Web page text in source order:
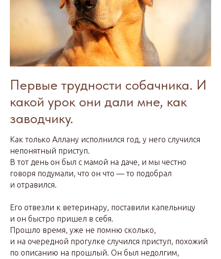
Первые трудности собачника. И
какой урок они дали мне, как
заводчику.
Как только Аллану исполнился год, у него случился
непонятный приступ.
В тот день он был с мамой на даче, и мы честно
говоря подумали, что он что — то подобрал
и отравился.
Его отвезли к ветеринару, поставили капельницу
и он быстро пришел в себя.
Прошло время, уже не помню сколько,
и на очередной прогулке случился приступ, похожий
по описанию на прошлый. Он был недолгим,